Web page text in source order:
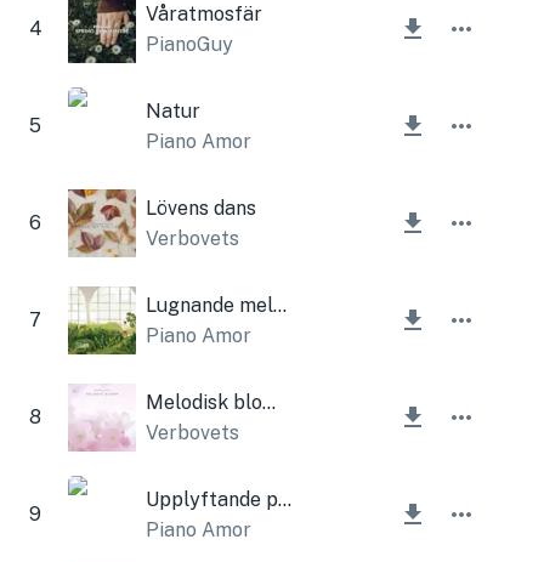
4
Våratmosfär
PianoGuy
5
Natur
Piano Amor
6
Lövens dans
Verbovets
7
Lugnande melodi
Piano Amor
8
Melodisk blomning
Verbovets
9
Upplyftande piano
Piano Amor